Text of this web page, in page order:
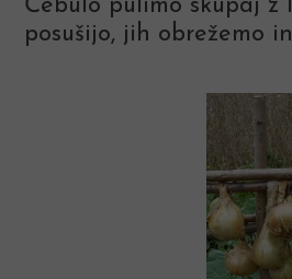
Čebulo pulimo skupaj z
posušijo, jih obrežemo